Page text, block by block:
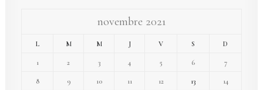
novembre 2021
L M M J V S D
1 2 3 4 5 6 7
8 9 10 11 12 13 14